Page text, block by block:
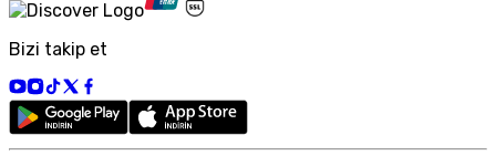
Bizi takip et